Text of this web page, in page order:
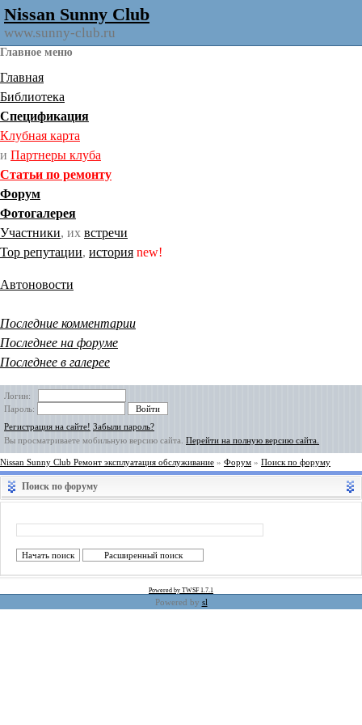
Nissan Sunny Club
www.sunny-club.ru
Главное меню
Главная
Библиотека
Спецификация
Клубная карта
и Партнеры клуба
Статьи по ремонту
Форум
Фотогалерея
Участники, их встречи
Тор репутации, история new!
Автоновости
Последние комментарии
Последнее на форуме
Последнее в галерее
Логин:
Пароль:
Регистрация на сайте! Забыли пароль?
Вы просматриваете мобильную версию сайта. Перейти на полную версию сайта.
Nissan Sunny Club Ремонт эксплуатация обслуживание » Форум » Поиск по форуму
Поиск по форуму
Powered by TWSF 1.7.1
Powered by sl